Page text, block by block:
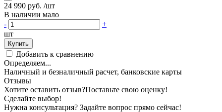
24 990 руб. /шт
В наличии мало
-
+
шт
Купить
Добавить к сравнению
Определяем...
Наличный и безналичный расчет, банковские карты
Отзывы
Хотите оставить отзыв?Поставьте свою оценку!
Сделайте выбор!
Нужна консультация? Задайте вопрос прямо сейчас!